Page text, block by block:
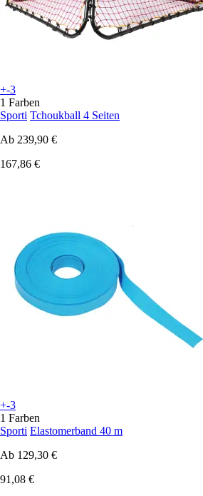
+-3
1 Farben
Sporti Tchoukball 4 Seiten
Ab 239,90 €
167,86 €
+-3
1 Farben
Sporti Elastomerband 40 m
Ab 129,30 €
91,08 €